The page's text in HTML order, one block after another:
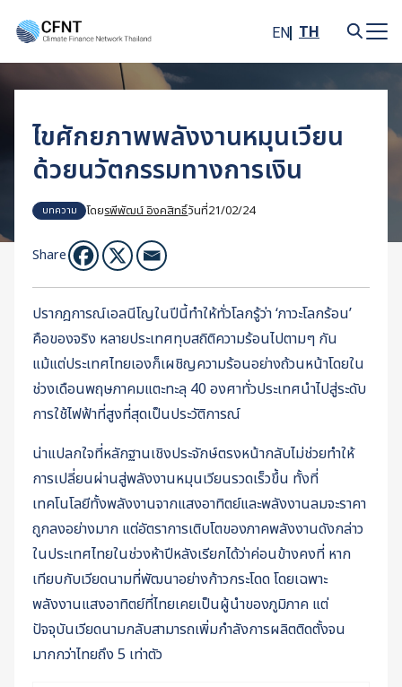
for:
EN TH
ไขศักยภาพพลังงานหมุนเวียน
ด้วยนวัตกรรมทางการเงิน
บทความ โดยรพีพัฒน์ อิงคสิทธิ์วันที่21/02/24
Share
ปรากฎการณ์เอลนีโญในปีนี้ทำให้ทั่วโลกรู้ว่า ‘ภาวะโลกร้อน’
คือของจริง หลายประเทศทุบสถิติความร้อนไปตามๆ กัน
แม้แต่ประเทศไทยเองก็เผชิญความร้อนอย่างถ้วนหน้าโดยใน
ช่วงเดือนพฤษภาคมแตะทะลุ 40 องศาทั่วประเทศนำไปสู่ระดับ
การใช้ไฟฟ้าที่สูงที่สุดเป็นประวัติการณ์
น่าแปลกใจที่หลักฐานเชิงประจักษ์ตรงหน้ากลับไม่ช่วยทำให้
การเปลี่ยนผ่านสู่พลังงานหมุนเวียนรวดเร็วขึ้น ทั้งที่
เทคโนโลยีทั้งพลังงานจากแสงอาทิตย์และพลังงานลมจะราคา
ถูกลงอย่างมาก แต่อัตราการเติบโตของภาคพลังงานดังกล่าว
ในประเทศไทยในช่วงห้าปีหลังเรียกได้ว่าค่อนข้างคงที่ หาก
เทียบกับเวียดนามที่พัฒนาอย่างก้าวกระโดด โดยเฉพาะ
พลังงานแสงอาทิตย์ที่ไทยเคยเป็นผู้นำของภูมิภาค แต่
ปัจจุบันเวียดนามกลับสามารถเพิ่มกำลังการผลิตติดตั้งจน
มากกว่าไทยถึง 5 เท่าตัว